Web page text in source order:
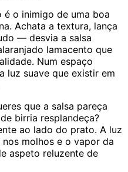
é o inimigo de uma boa
Achata a textura, lança
— desvia a salsa
lamacento que
Num espaço
luz suave que existir em
que a salsa pareça
birria resplandeça?
ao lado do prato. A luz
molhos e o vapor da
aspeto reluzente de